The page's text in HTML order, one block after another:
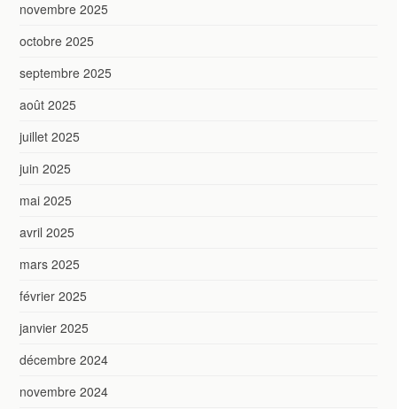
novembre 2025
octobre 2025
septembre 2025
août 2025
juillet 2025
juin 2025
mai 2025
avril 2025
mars 2025
février 2025
janvier 2025
décembre 2024
novembre 2024